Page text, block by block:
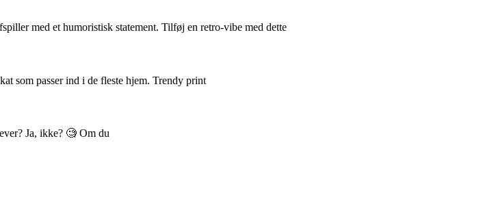
med et humoristisk statement. Tilføj en retro-vibe med dette
som passer ind i de fleste hjem. Trendy print
Ja, ikke? 🧐 Om du